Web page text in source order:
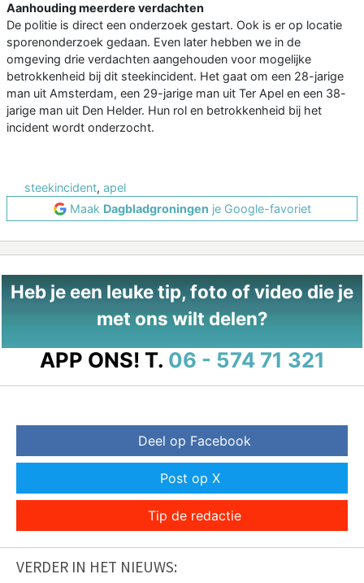
Aanhouding meerdere verdachten
De politie is direct een onderzoek gestart. Ook is er op locatie
sporenonderzoek gedaan. Even later hebben we in de
omgeving drie verdachten aangehouden voor mogelijke
betrokkenheid bij dit steekincident. Het gaat om een 28-jarige
man uit Amsterdam, een 29-jarige man uit Ter Apel en een 38-
jarige man uit Den Helder. Hun rol en betrokkenheid bij het
incident wordt onderzocht.
steekincident, apel
Maak Dagbladgroningen je Google-favoriet
Heb je een leuke tip, foto of video die je
met ons wilt delen?
APP ONS! T. 06 - 574 71 321
Deel op Facebook
Post op X
Tip de redactie
VERDER IN HET NIEUWS: